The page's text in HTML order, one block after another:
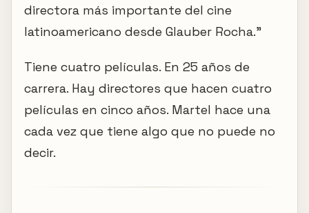
directora más importante del cine
latinoamericano desde Glauber Rocha."
Tiene cuatro películas. En 25 años de
carrera. Hay directores que hacen cuatro
películas en cinco años. Martel hace una
cada vez que tiene algo que no puede no
decir.